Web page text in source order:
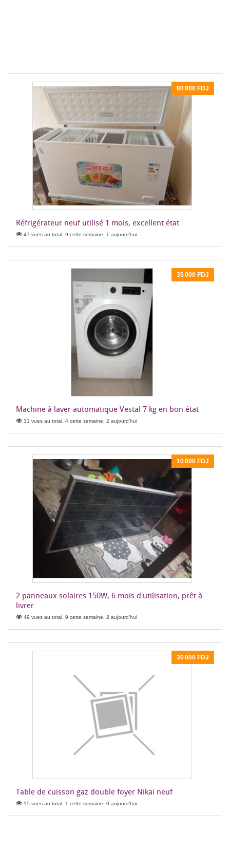
80 000 FDJ
Réfrigérateur neuf utilisé 1 mois, excellent état
47 vues au total, 9 cette semaine, 1 aujourd'hui
35 000 FDJ
Machine à laver automatique Vestal 7 kg en bon état
31 vues au total, 4 cette semaine, 2 aujourd'hui
10 000 FDJ
2 panneaux solaires 150W, 6 mois d'utilisation, prêt à
livrer
49 vues au total, 9 cette semaine, 2 aujourd'hui
30 000 FDJ
Table de cuisson gaz double foyer Nikai neuf
15 vues au total, 1 cette semaine, 0 aujourd'hui